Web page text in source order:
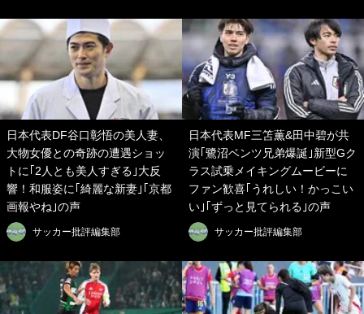
日本代表DF谷口彰悟の美人妻、
大物女優との奇跡の遭遇ショッ
トに｢2人とも美人すぎる｣大反
響！和服姿に｢綺麗な新妻｣｢京都
画報やね｣の声
サッカー批評編集部
日本代表MF三笘薫&田中碧が共
演｢鷺沼ベンツ兄弟爆誕｣新型Gク
ラス試乗メイキングムービーに
ファン歓喜｢うれしい！かっこい
い｣｢ずっと見てられる｣の声
サッカー批評編集部